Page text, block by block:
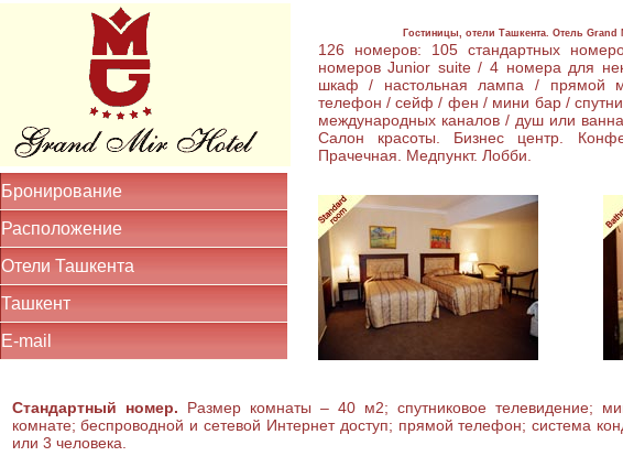
Гостиницы, отели Ташкента. Отель
126 номеров: 105 стандартных
номеров Junior suite / 4 номера для
шкаф / настольная лампа / прямой
телефон / сейф / фен / мини бар /
международных каналов / душ или
Салон красоты. Бизнес центр.
Прачечная. Медпункт. Лобби.
Бронирование
Расположение
Отели Ташкента
Ташкент
E-mail
Стандартный номер. Размер комнаты – 40 м2; спутниковое телевидение;
комнате; беспроводной и сетевой Интернет доступ; прямой телефон; система
или 3 человека.